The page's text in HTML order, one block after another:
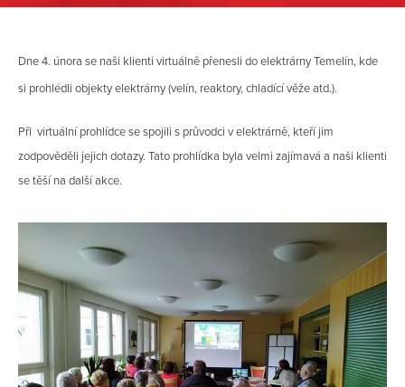
Dne 4. února se naši klienti virtuálně přenesli do elektrárny Temelín, kde
si prohlédli objekty elektrárny (velín, reaktory, chladící věže atd.).
Při virtuální prohlídce se spojili s průvodci v elektrárně, kteří jim
zodpověděli jejich dotazy. Tato prohlídka byla velmi zajímavá a naši klienti
se těší na další akce.